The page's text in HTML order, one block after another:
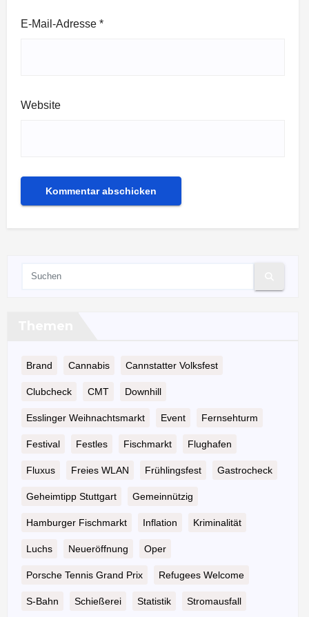
E-Mail-Adresse *
Website
Brand Cannabis Cannstatter Volksfest
Clubcheck CMT Downhill
Esslinger Weihnachtsmarkt Event Fernsehturm
Festival Festles Fischmarkt Flughafen
Fluxus Freies WLAN Frühlingsfest Gastrocheck
Geheimtipp Stuttgart Gemeinnützig
Hamburger Fischmarkt Inflation Kriminalität
Luchs Neueröffnung Oper
Porsche Tennis Grand Prix Refugees Welcome
S-Bahn Schießerei Statistik Stromausfall